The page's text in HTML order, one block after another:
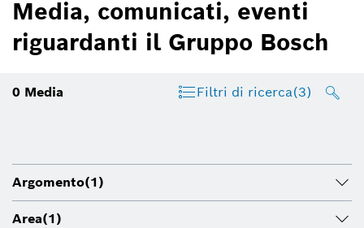
Media, comunicati, eventi
riguardanti il Gruppo Bosch
0 Media Filtri di ricerca(3)
Argomento(1)
Area(1)